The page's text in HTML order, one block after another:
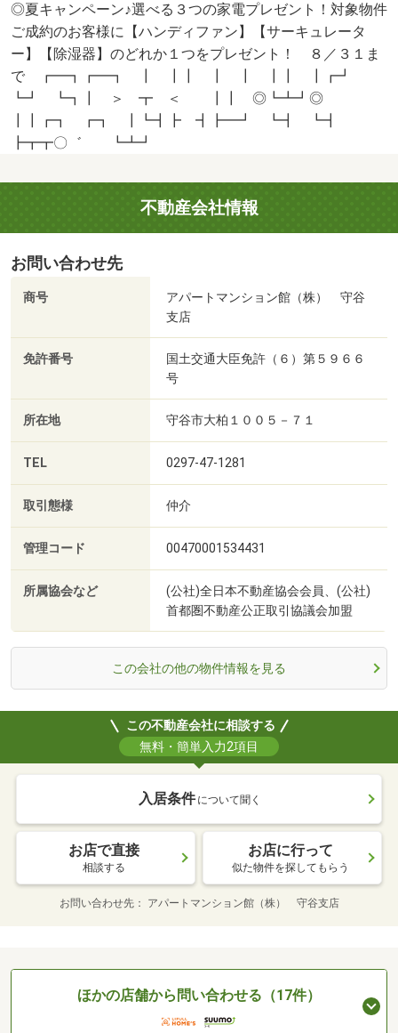
◎夏キャンペーン♪選べる３つの家電プレゼント！対象物件
ご成約のお客様に【ハンディファン】【サーキュレータ
ー】【除湿器】のどれか１つをプレゼント！ ８／３１ま
で ┏━┓┏━┓ ┃ ┃┃ ┃ ┃ ┃┃ ┃┏┛
┗┛ ┗┓┃ ＞ ┳ ＜ ┃┃ ◎┗┻┛◎
┃┃┏┓ ┏┓ ┃┗┫┣ ┫┣━┛ ┗┫ ┗┫
┣┳┳〇゛ ┗┻┛
不動産会社情報
お問い合わせ先
商号
アパートマンション館（株） 守谷
支店
免許番号
国土交通大臣免許（６）第５９６６
号
所在地 守谷市大柏１００５－７１
TEL 0297-47-1281
取引態様 仲介
管理コード 00470001534431
所属協会など
(公社)全日本不動産協会会員、(公社)
首都圏不動産公正取引協議会加盟
この会社の他の物件情報を見る
この不動産会社に相談する
無料・簡単入力2項目
入居条件 について聞く
お店で直接
相談する
お店に行って
似た物件を探してもらう
お問い合わせ先 アパートマンション館（株） 守谷支店
ほかの店舗から問い合わせる（17件）